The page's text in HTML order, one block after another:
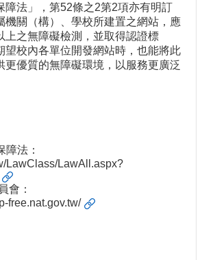
障法」，第52條之2第2項亦有明訂
機關（構）、學校所建置之網站，應
上之無障礙檢測，並取得認證標
望校內各單位開發網站時，也能將此
更優質的無障礙環境，以服務更廣泛
障法：
LawClass/LawAll.aspx?
會：
free.nat.gov.tw/